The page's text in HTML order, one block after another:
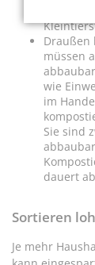
Draußen
müssen
wie
im
Sie sind
dauert
Sortieren
Je mehr